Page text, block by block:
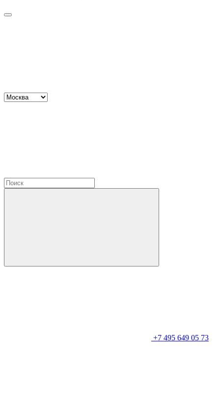
+7 495 649 05 73